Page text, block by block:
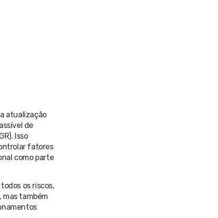
atualização
de
Isso
fatores
como parte
os riscos,
mas também